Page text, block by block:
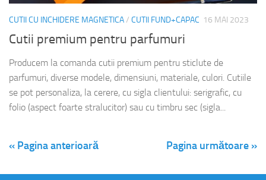
CUTII CU INCHIDERE MAGNETICA/ CUTII FUND+CAPAC 16 MAI 2023
Cutii premium pentru parfumuri
Producem la comanda cutii premium pentru sticlute de
parfumuri, diverse modele, dimensiuni, materiale, culori. Cutiile
se pot personaliza, la cerere, cu sigla clientului: serigrafic, cu
folio (aspect foarte stralucitor) sau cu timbru sec (sigla...
« Pagina anterioară Pagina următoare »